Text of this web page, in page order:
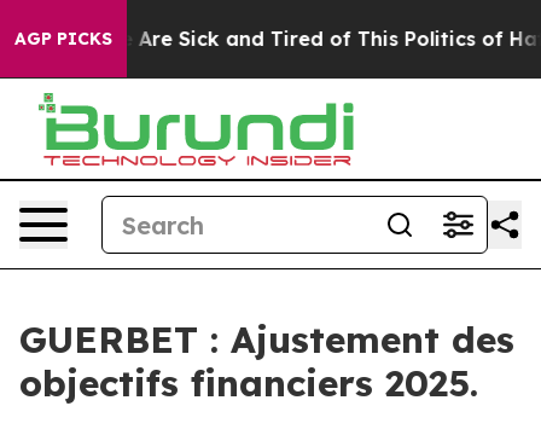
AGP PICKSAre Sick and Tired of This Politics of Hatred”
GUERBET : Ajustement des
objectifs financiers 2025.